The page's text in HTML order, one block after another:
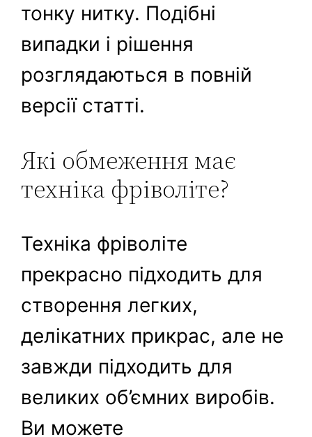
тонку нитку. Подібні
випадки і рішення
розглядаються в повній
версії статті.
Які обмеження має
техніка фріволіте?
Техніка фріволіте
прекрасно підходить для
створення легких,
делікатних прикрас, але не
завжди підходить для
великих об’ємних виробів.
Ви можете